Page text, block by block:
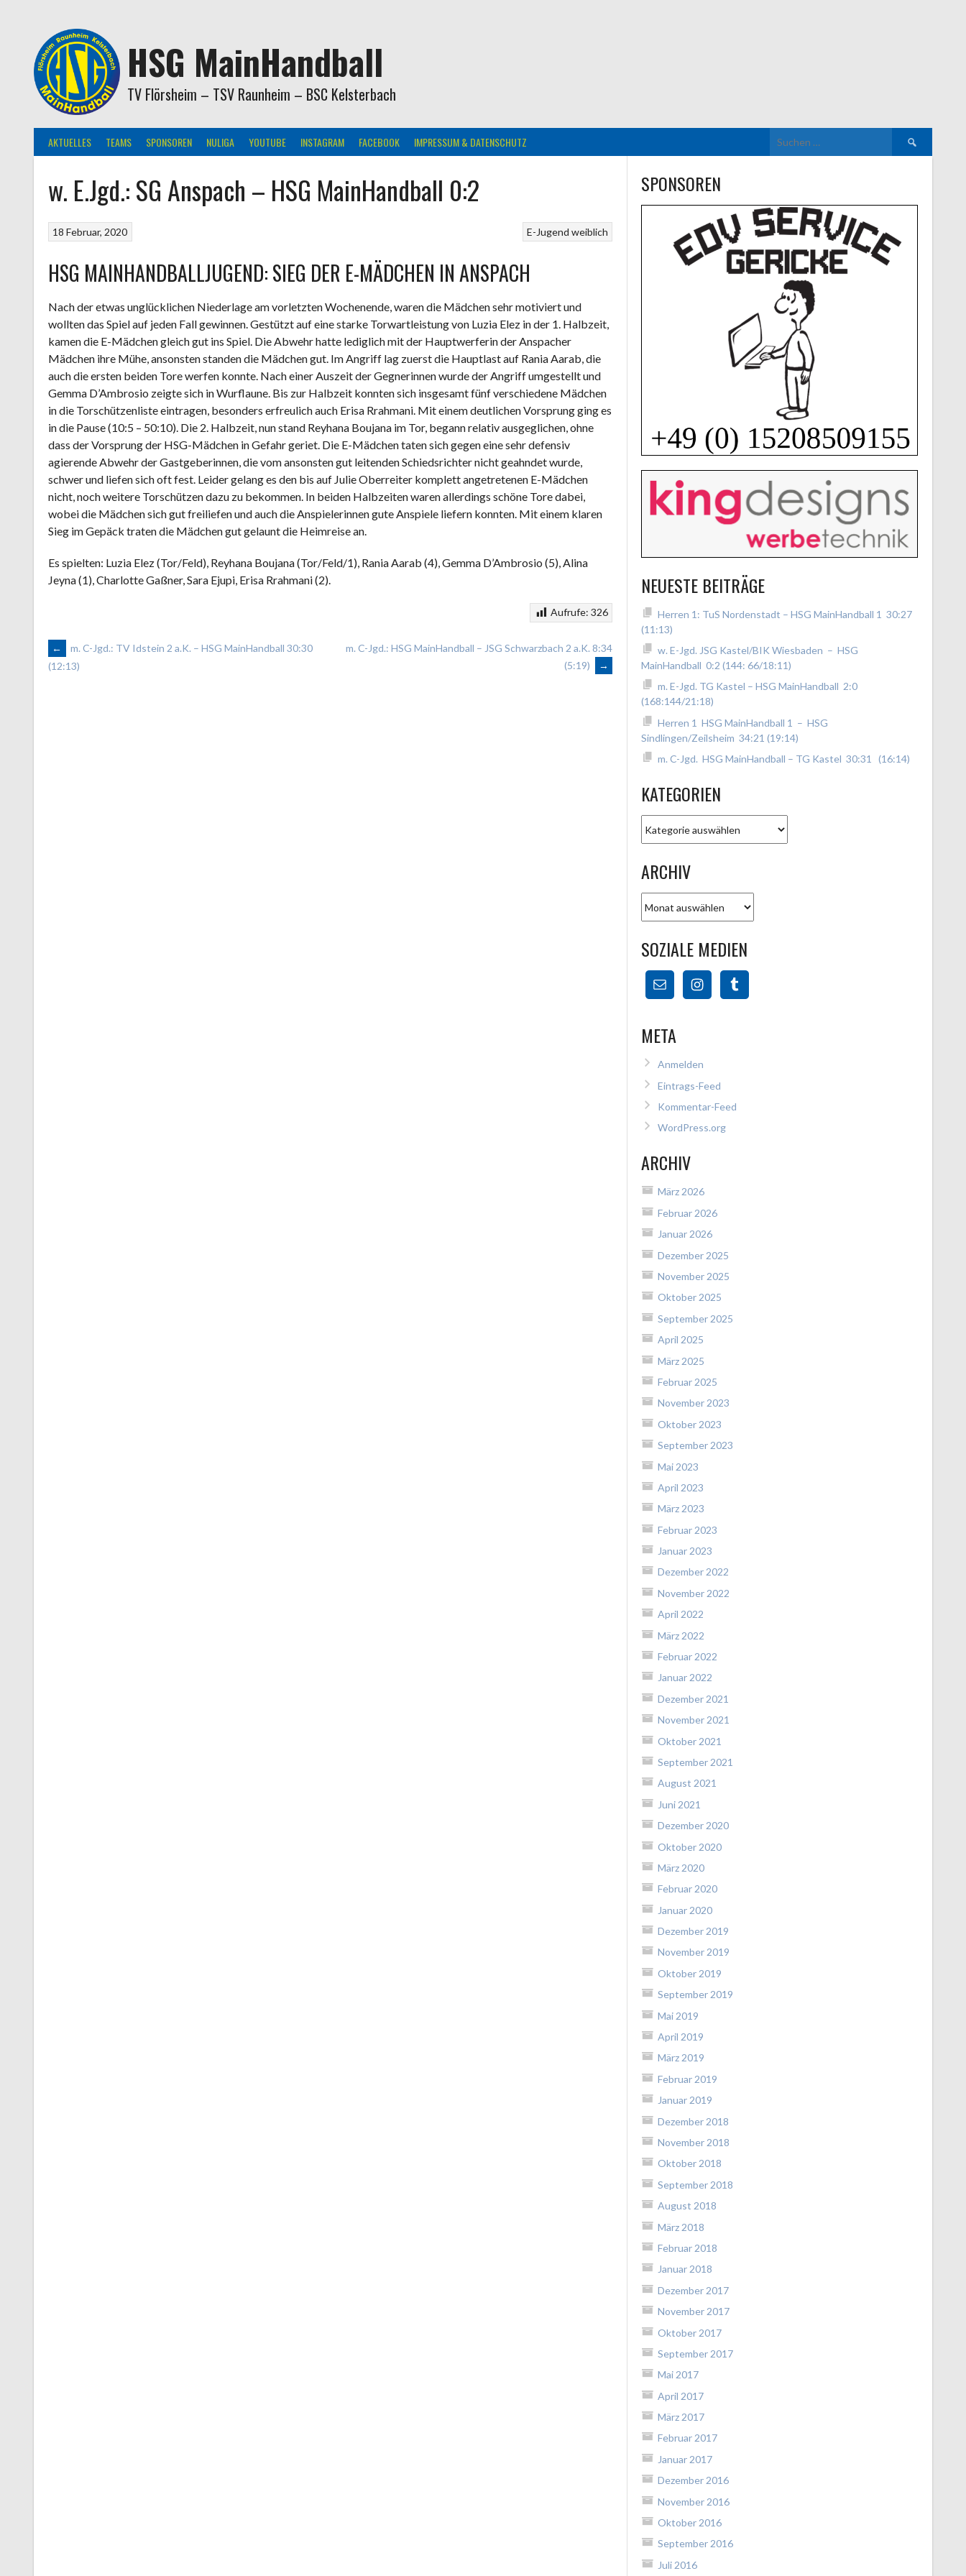
HSG MainHandball
TV Flörsheim – TSV Raunheim – BSC Kelsterbach
AKTUELLES TEAMS SPONSOREN NULIGA YOUTUBE INSTAGRAM FACEBOOK IMPRESSUM & DATENSCHUTZ
Suchen
nach:
w. E.Jgd.: SG Anspach – HSG MainHandball 0:2
E-Jugend weiblich
18 Februar, 2020
HSG MAINHANDBALLJUGEND: SIEG DER E-MÄDCHEN IN ANSPACH
Nach der etwas unglücklichen Niederlage am vorletzten Wochenende, waren die Mädchen sehr motiviert und
wollten das Spiel auf jeden Fall gewinnen. Gestützt auf eine starke Torwartleistung von Luzia Elez in der 1. Halbzeit,
kamen die E-Mädchen gleich gut ins Spiel. Die Abwehr hatte lediglich mit der Hauptwerferin der Anspacher
Mädchen ihre Mühe, ansonsten standen die Mädchen gut. Im Angriff lag zuerst die Hauptlast auf Rania Aarab, die
auch die ersten beiden Tore werfen konnte. Nach einer Auszeit der Gegnerinnen wurde der Angriff umgestellt und
Gemma D’Ambrosio zeigte sich in Wurflaune. Bis zur Halbzeit konnten sich insgesamt fünf verschiedene Mädchen
in die Torschützenliste eintragen, besonders erfreulich auch Erisa Rrahmani. Mit einem deutlichen Vorsprung ging es
in die Pause (10:5 – 50:10). Die 2. Halbzeit, nun stand Reyhana Boujana im Tor, begann relativ ausgeglichen, ohne
dass der Vorsprung der HSG-Mädchen in Gefahr geriet. Die E-Mädchen taten sich gegen eine sehr defensiv
agierende Abwehr der Gastgeberinnen, die vom ansonsten gut leitenden Schiedsrichter nicht geahndet wurde,
schwer und liefen sich oft fest. Leider gelang es den bis auf Julie Oberreiter komplett angetretenen E-Mädchen
nicht, noch weitere Torschützen dazu zu bekommen. In beiden Halbzeiten waren allerdings schöne Tore dabei,
wobei die Mädchen sich gut freiliefen und auch die Anspielerinnen gute Anspiele liefern konnten. Mit einem klaren
Sieg im Gepäck traten die Mädchen gut gelaunt die Heimreise an.
Es spielten: Luzia Elez (Tor/Feld), Reyhana Boujana (Tor/Feld/1), Rania Aarab (4), Gemma D’Ambrosio (5), Alina
Jeyna (1), Charlotte Gaßner, Sara Ejupi, Erisa Rrahmani (2).
Aufrufe: 326
ARTIKEL-
←
m. C-Jgd.: TV Idstein 2 a.K. – HSG MainHandball 30:30
(12:13)
m. C-Jgd.: HSG MainHandball – JSG Schwarzbach 2 a.K. 8:34
(5:19)
→
SPONSOREN
NEUESTE BEITRÄGE
Herren 1: TuS Nordenstadt – HSG MainHandball 1 30:27
(11:13)
w. E-Jgd. JSG Kastel/BIK Wiesbaden – HSG
MainHandball 0:2 (144: 66/18:11)
m. E-Jgd. TG Kastel – HSG MainHandball 2:0
(168:144/21:18)
Herren 1 HSG MainHandball 1 – HSG
Sindlingen/Zeilsheim 34:21 (19:14)
m. C-Jgd. HSG MainHandball – TG Kastel 30:31 (16:14)
KATEGORIEN
ARCHIV
SOZIALE MEDIEN
META
Anmelden
Eintrags-Feed
Kommentar-Feed
WordPress.org
ARCHIV
März 2026
Februar 2026
Januar 2026
Dezember 2025
November 2025
Oktober 2025
September 2025
April 2025
März 2025
Februar 2025
November 2023
Oktober 2023
September 2023
Mai 2023
April 2023
März 2023
Februar 2023
Januar 2023
Dezember 2022
November 2022
April 2022
März 2022
Februar 2022
Januar 2022
Dezember 2021
November 2021
Oktober 2021
September 2021
August 2021
Juni 2021
Dezember 2020
Oktober 2020
März 2020
Februar 2020
Januar 2020
Dezember 2019
November 2019
Oktober 2019
September 2019
Mai 2019
April 2019
März 2019
Februar 2019
Januar 2019
Dezember 2018
November 2018
Oktober 2018
September 2018
August 2018
März 2018
Februar 2018
Januar 2018
Dezember 2017
November 2017
Oktober 2017
September 2017
Mai 2017
April 2017
März 2017
Februar 2017
Januar 2017
Dezember 2016
November 2016
Oktober 2016
September 2016
Juli 2016